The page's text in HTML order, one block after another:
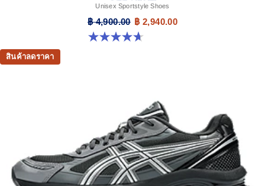
Unisex Sportstyle Shoes
฿ 4,900.00 ฿ 2,940.00
4.7 จาก 5 ดาว 6 รีวิว
สินค้าลดราคา